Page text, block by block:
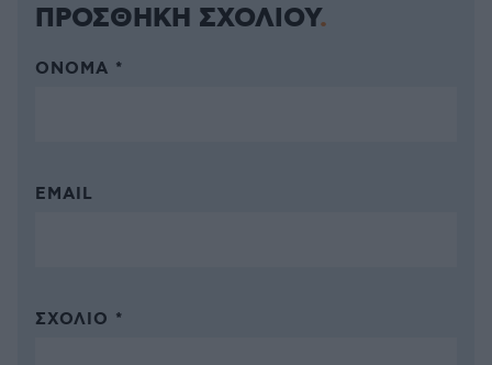
ΠΡΟΣΘΗΚΗ ΣΧΟΛΙΟΥ
ΌΝΟΜΑ *
EMAIL
ΣΧΌΛΙΟ *